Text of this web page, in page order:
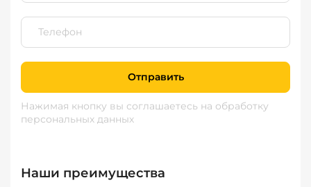
Отправить
Нажимая кнопку вы соглашаетесь на обработку
персональных данных
Наши преимущества